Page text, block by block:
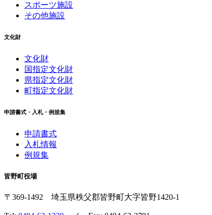
スポーツ施設
その他施設
文化財
文化財
国指定文化財
県指定文化財
町指定文化財
申請書式・入札・例規集
申請書式
入札情報
例規集
皆野町役場
〒369-1492 埼玉県秩父郡皆野町 大字皆野1420-1